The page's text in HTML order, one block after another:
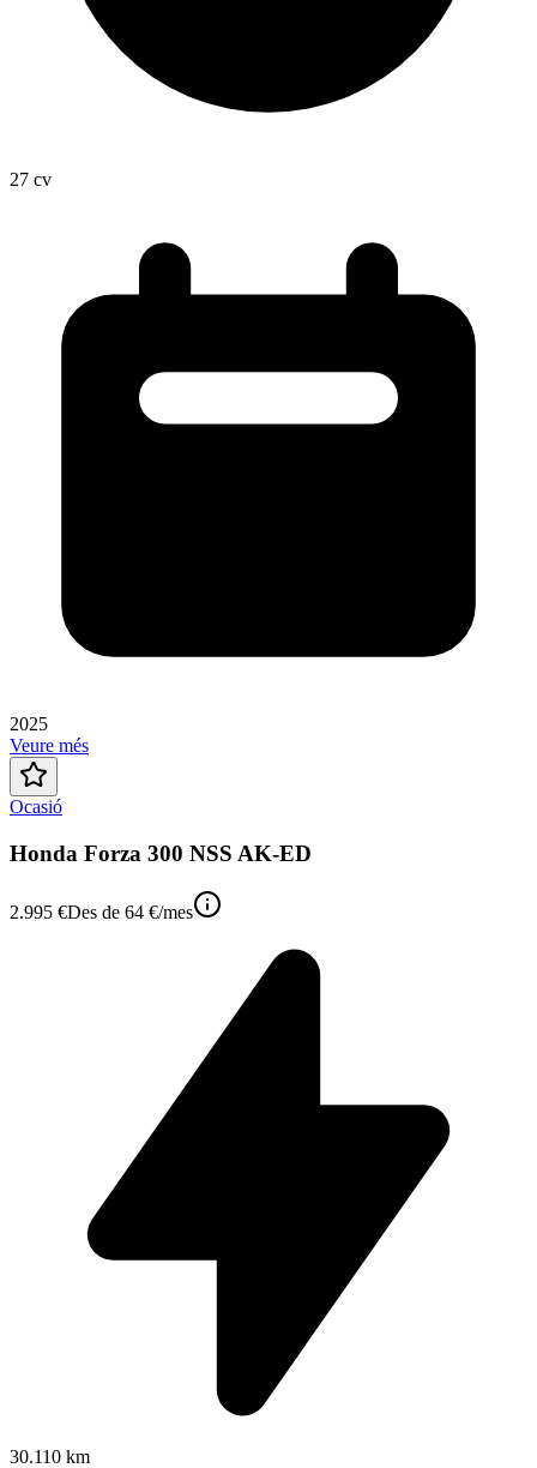
27 cv
2025
Veure més
Ocasió
Honda Forza 300 NSS AK-ED
2.995 €Des de 64 €/mes
30.110 km